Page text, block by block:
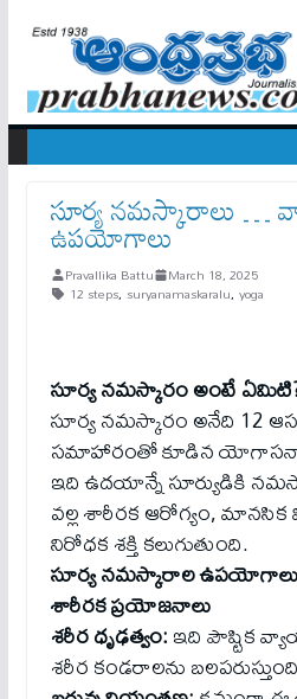
సూర్య నమస్కారాలు …
ఉపయోగాలు
Pravallika Battu March 18, 2025
12 steps, suryanamaskaralu, yoga
సూర్య నమస్కారం అంటే
సూర్య నమస్కారం అనేది 12
సమాహారంతో కూడిన
ఇది ఉదయాన్నే సూర్యుడికి
వల్ల శారీరక ఆరోగ్యం,
నిరోధక శక్తి కలుగుతుంది.
సూర్య నమస్కారాల ఉపయోగాలు
శారీరక ప్రయోజనాలు
శరీర ధృఢత్వం:ఇది పౌష్టిక
శరీర కండరాలను